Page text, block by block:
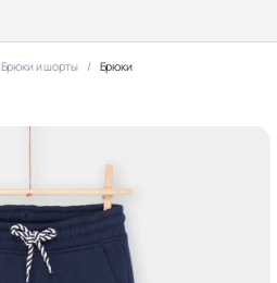
Брюки и шорты Брюки